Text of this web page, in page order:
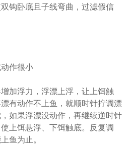
钩卧底且子线弯曲，过滤假信
作很小
加浮力，浮漂上浮，让上饵触
有动作不上鱼，就顺时针拧调漂
如果浮漂没动作，再继续逆时针
上饵悬浮、下饵触底。反复调
鱼为止。